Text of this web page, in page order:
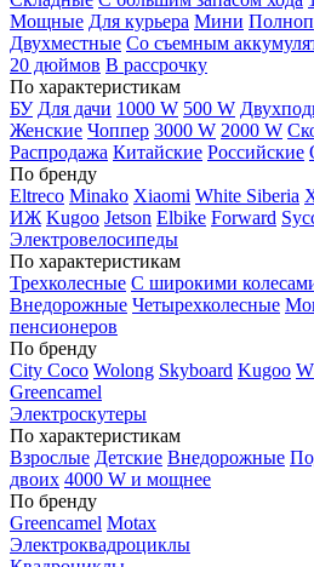
Мощные Для курьера Мини
Двухместные Со съемным
20 дюймов В рассрочку
По характеристикам
БУ Для дачи 1000 W 500 W
Женские Чоппер 3000 W 2000 W
Распродажа Китайские Российские
По бренду
Eltreco Minako Xiaomi White Siberia
ИЖ Kugoo Jetson Elbike Forward
Электровелосипеды
По характеристикам
Трехколесные С широкими
Внедорожные Четырехколесные
пенсионеров
По бренду
City Coco Wolong Skyboard Kugoo
Greencamel
Электроскутеры
По характеристикам
Взрослые Детские Внедорожные
двоих 4000 W и мощнее
По бренду
Greencamel Motax
Электроквадроциклы